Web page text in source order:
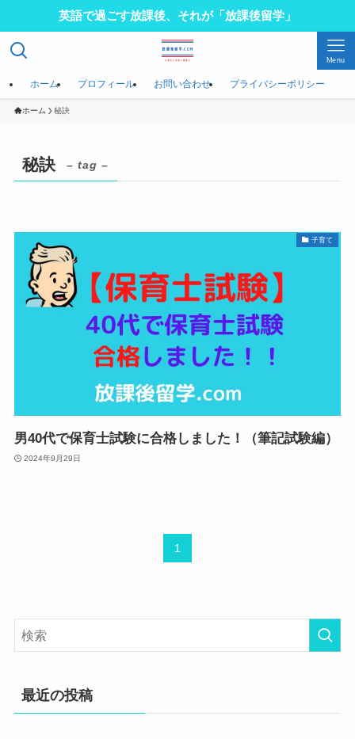
英語で過ごす放課後、それが「放課後留学」
Menu
ホーム プロフィール お問い合わせ プライバシーポリシー
ホーム 秘訣
秘訣 – tag –
子育て
男40代で保育士試験に合格しました！（筆記試験編）
2024年9月29日
1
最近の投稿